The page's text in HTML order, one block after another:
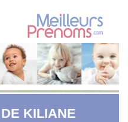
KILIANE